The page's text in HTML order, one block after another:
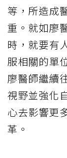
等，所造成
重。就如廖
時，就要有
服相關的單
廖醫師繼續
視野並強化
心去影響更
革。